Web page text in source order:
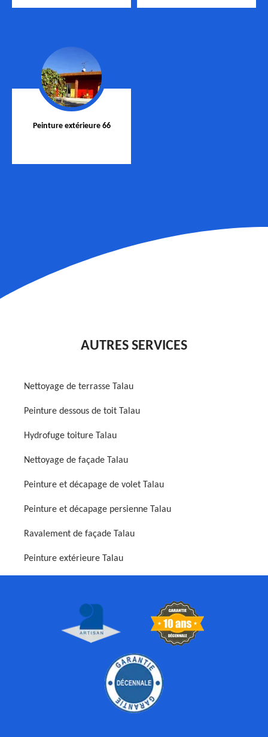
Peinture extérieure 66
AUTRES SERVICES
Nettoyage de terrasse Talau
Peinture dessous de toit Talau
Hydrofuge toiture Talau
Nettoyage de façade Talau
Peinture et décapage de volet Talau
Peinture et décapage persienne Talau
Ravalement de façade Talau
Peinture extérieure Talau